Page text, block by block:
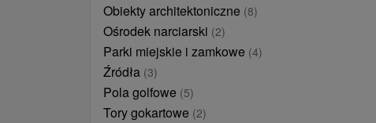
Obiekty architektoniczne (8)
Ośrodek narciarski (2)
Parki miejskie i zamkowe (4)
Źródła (3)
Pola golfowe (5)
Tory gokartowe (2)